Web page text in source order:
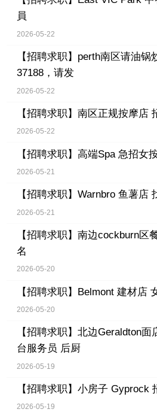
員
2026-05-22
【招聘求职】 perth南区请油锅
37188，请发
2026-05-22
【招聘求职】 南区正规按摩店
2026-05-22
【招聘求职】 高端Spa 急招女
2026-05-21
【招聘求职】 Warnbro 鱼薯店
2026-05-21
【招聘求职】 南边cockburn区
名
2026-05-20
【招聘求职】 Belmont 建材店
2026-05-20
【招聘求职】 北边Geraldton面
台服务员 后厨
2026-05-19
【招聘求职】 小房子 Gyprock
2026-05-19